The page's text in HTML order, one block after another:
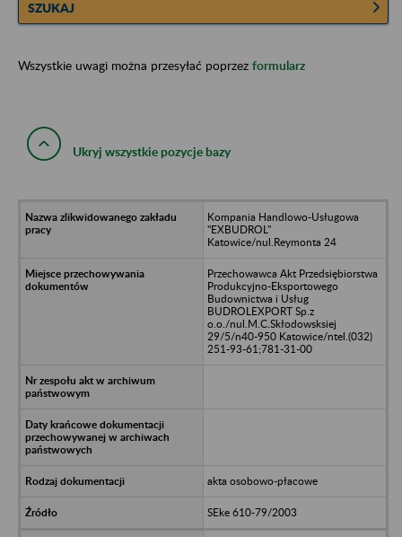
SZUKAJ
Wszystkie uwagi można przesyłać poprzez formularz
Ukryj wszystkie pozycje bazy
Kompania Handlowo-Usługowa
"EXBUDROL"
Katowice/nul.Reymonta 24
Przechowawca Akt Przedsiębiorstwa
Produkcyjno-Eksportowego
Budownictwa i Usług
BUDROLEXPORT Sp.z
o.o./nul.M.C.Skłodowsksiej
29/5/n40-950 Katowice/ntel.(032)
251-93-61;781-31-00
akta osobowo-płacowe
SEke 610-79/2003